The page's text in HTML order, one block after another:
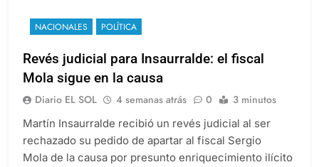
NACIONALES POLÍTICA
Revés judicial para Insaurralde: el fiscal
Mola sigue en la causa
Diario EL SOL 4 semanas atrás 0 3 minutos
Martín Insaurralde recibió un revés judicial al ser
rechazado su pedido de apartar al fiscal Sergio
Mola de la causa por presunto enriquecimiento ilícito